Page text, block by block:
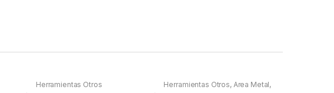
Herramientas Otros Herramientas Otros, Area Metal,